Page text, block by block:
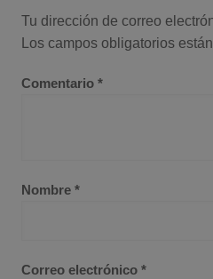
Tu dirección de correo
Los campos obligatorios
Comentario *
Nombre *
Correo electrónico *